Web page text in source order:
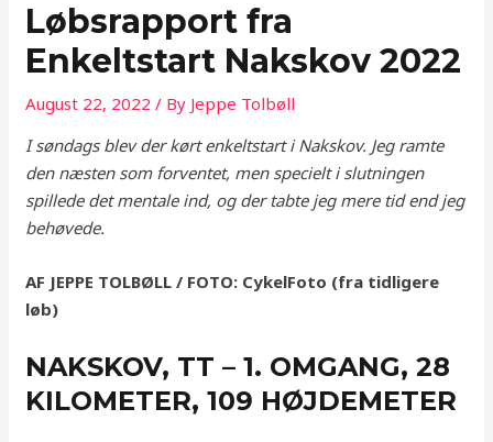
Løbsrapport fra
Enkeltstart Nakskov 2022
August 22, 2022/ By Jeppe Tolbøll
I søndags blev der kørt enkeltstart i Nakskov. Jeg ramte
den næsten som forventet, men specielt i slutningen
spillede det mentale ind, og der tabte jeg mere tid end jeg
behøvede.
AF JEPPE TOLBØLL / FOTO: CykelFoto (fra tidligere
løb)
NAKSKOV, TT – 1. OMGANG, 28
KILOMETER, 109 HØJDEMETER